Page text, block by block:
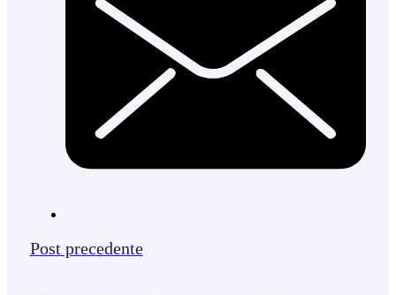
Post precedente